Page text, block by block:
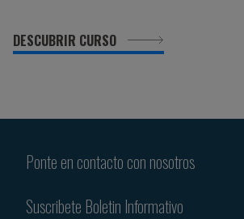
DESCUBRIR CURSO
Ponte en contacto con nosotros
Suscribete Boletin Informativo